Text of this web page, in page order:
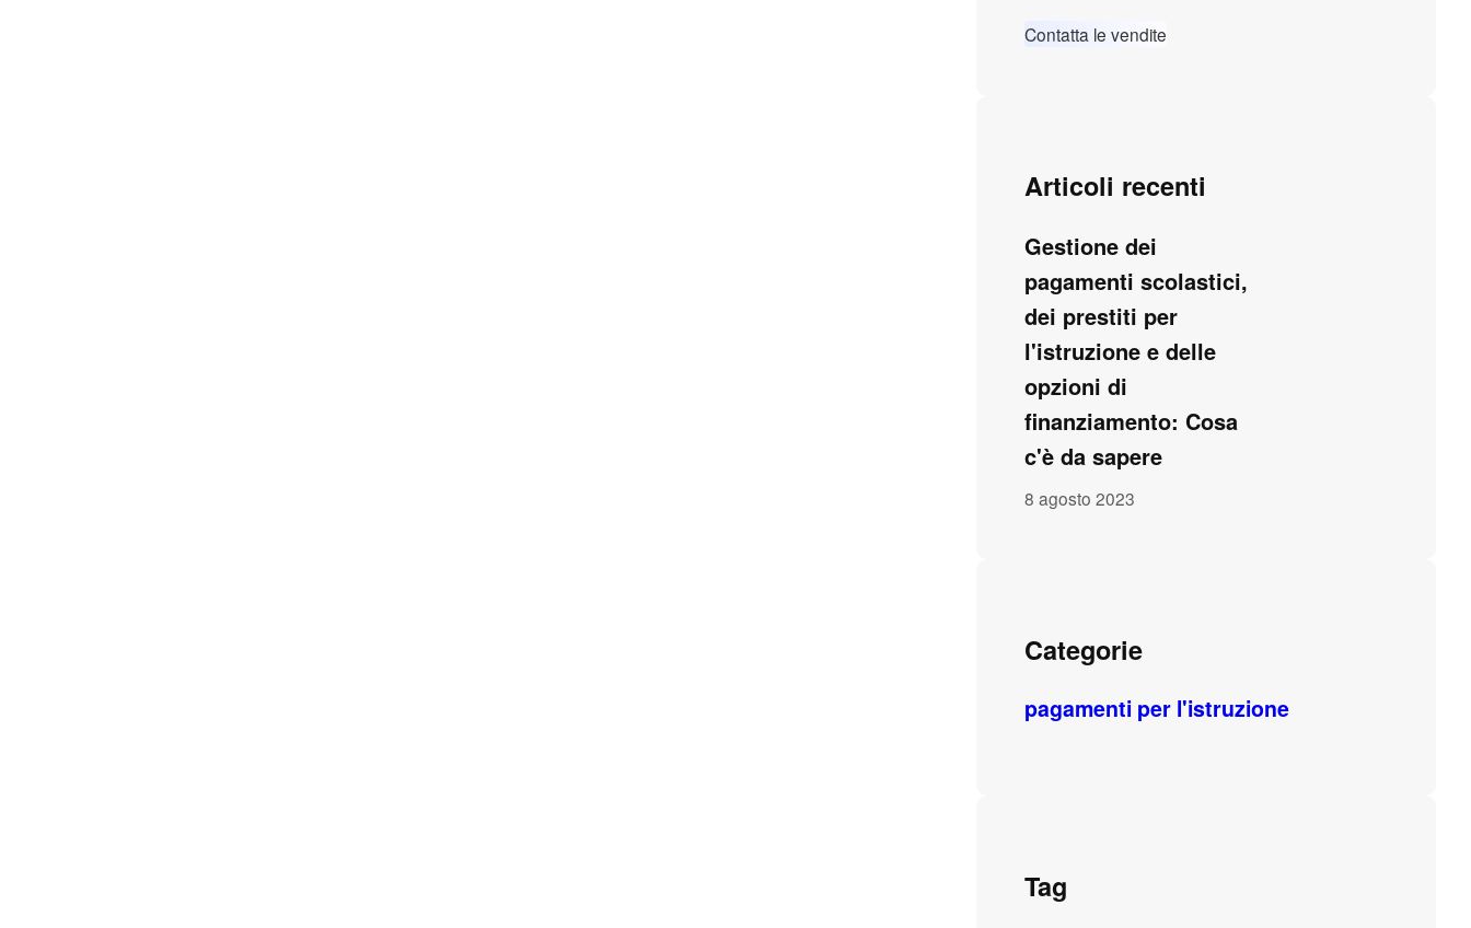
Contatta le vendite
Articoli recenti
Gestione dei
pagamenti scolastici,
dei prestiti per
l'istruzione e delle
opzioni di
finanziamento: Cosa
c'è da sapere
8 agosto 2023
Categorie
pagamenti per l'istruzione
Tag